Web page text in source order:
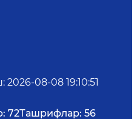
: 2026-08-08 19:10:51
72Ташрифлар: 56